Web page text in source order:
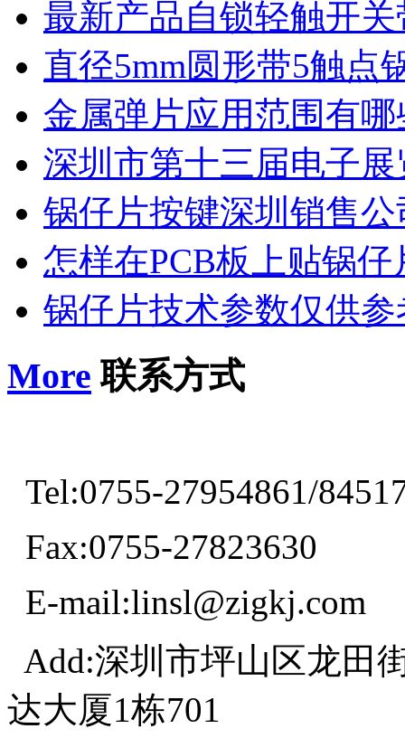
最新产品自锁轻触开
直径5mm圆形带5触点
金属弹片应用范围有哪
深圳市第十三届电子展
锅仔片按键深圳销售公
怎样在PCB板上贴锅仔
锅仔片技术参数仅供参
More 联系方式
Tel:0755-27954861/
Fax:0755-27823630
E-mail:linsl@zigkj.com
Add:深圳市坪山区龙田
达大厦1栋701